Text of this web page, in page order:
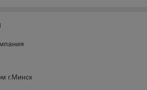
г.Минск